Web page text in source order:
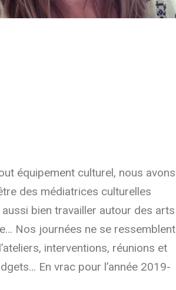
équipement culturel, nous avons
des médiatrices culturelles
bien travailler autour des arts
Nos journées ne se ressemblent
interventions, réunions et
En vrac pour l’année 2019-